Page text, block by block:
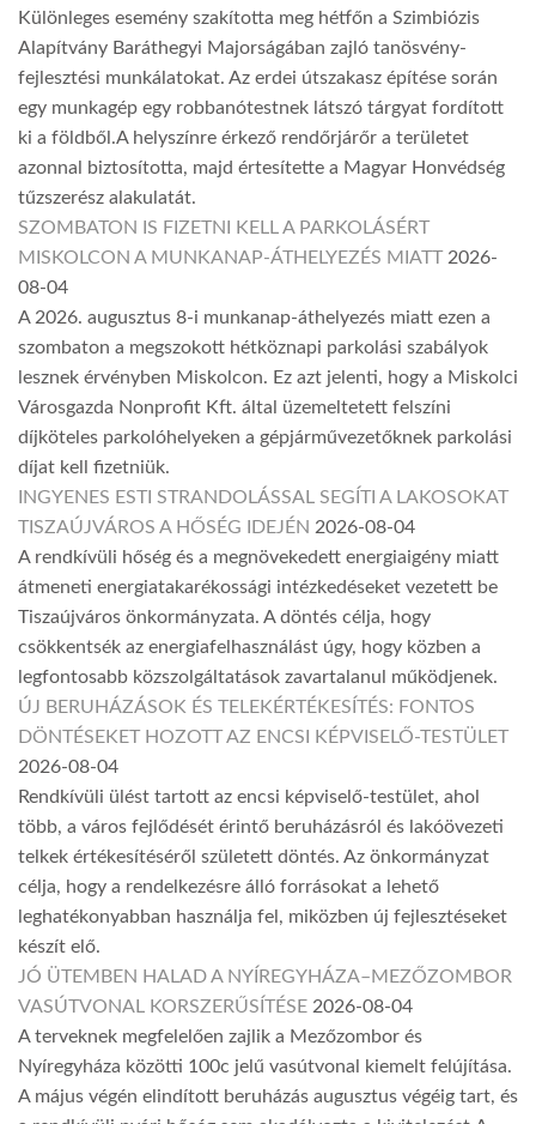
Különleges esemény szakította meg hétfőn a Szimbiózis
Alapítvány Baráthegyi Majorságában zajló tanösvény-
fejlesztési munkálatokat. Az erdei útszakasz építése során
egy munkagép egy robbanótestnek látszó tárgyat fordított
ki a földből.A helyszínre érkező rendőrjárőr a területet
azonnal biztosította, majd értesítette a Magyar Honvédség
tűzszerész alakulatát.
SZOMBATON IS FIZETNI KELL A PARKOLÁSÉRT
MISKOLCON A MUNKANAP-ÁTHELYEZÉS MIATT 2026-
08-04
A 2026. augusztus 8-i munkanap-áthelyezés miatt ezen a
szombaton a megszokott hétköznapi parkolási szabályok
lesznek érvényben Miskolcon. Ez azt jelenti, hogy a Miskolci
Városgazda Nonprofit Kft. által üzemeltetett felszíni
díjköteles parkolóhelyeken a gépjárművezetőknek parkolási
díjat kell fizetniük.
INGYENES ESTI STRANDOLÁSSAL SEGÍTI A LAKOSOKAT
TISZAÚJVÁROS A HŐSÉG IDEJÉN 2026-08-04
A rendkívüli hőség és a megnövekedett energiaigény miatt
átmeneti energiatakarékossági intézkedéseket vezetett be
Tiszaújváros önkormányzata. A döntés célja, hogy
csökkentsék az energiafelhasználást úgy, hogy közben a
legfontosabb közszolgáltatások zavartalanul működjenek.
ÚJ BERUHÁZÁSOK ÉS TELEKÉRTÉKESÍTÉS: FONTOS
DÖNTÉSEKET HOZOTT AZ ENCSI KÉPVISELŐ-TESTÜLET
2026-08-04
Rendkívüli ülést tartott az encsi képviselő-testület, ahol
több, a város fejlődését érintő beruházásról és lakóövezeti
telkek értékesítéséről született döntés. Az önkormányzat
célja, hogy a rendelkezésre álló forrásokat a lehető
leghatékonyabban használja fel, miközben új fejlesztéseket
készít elő.
JÓ ÜTEMBEN HALAD A NYÍREGYHÁZA–MEZŐZOMBOR
VASÚTVONAL KORSZERŰSÍTÉSE 2026-08-04
A terveknek megfelelően zajlik a Mezőzombor és
Nyíregyháza közötti 100c jelű vasútvonal kiemelt felújítása.
A május végén elindított beruházás augusztus végéig tart, és